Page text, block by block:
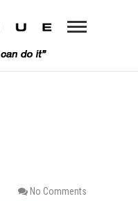
No Comments